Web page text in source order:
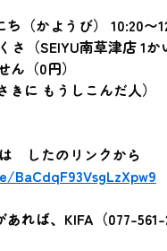
ち（かようび） 10:20〜
さ（SEIYU南草津店 1か
ん（0円）
きに もうしこんだ人）
　したのリンクから
れば、KIFA（077-